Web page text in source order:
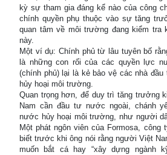
kỳ sự tham gia đáng kể nào của công
chính quyền phụ thuộc vào sự tăng
quan tâm về môi trường đang kiểm tra
này.
Một ví dụ: Chính phủ từ lâu tuyên bố
là những con rối của các quyền lực
(chính phủ) lại là kẻ bảo vệ các nhà
hủy hoại môi trường.
Quan trọng hơn, để duy trì tăng trưởng
Nam cần đầu tư nước ngoài, chánh
nước hủy hoại môi trường, như người
Một phát ngôn viên của Formosa, công
biết trước khi ông nói rằng người Việt
muốn bắt cá hay “xây dựng ngành